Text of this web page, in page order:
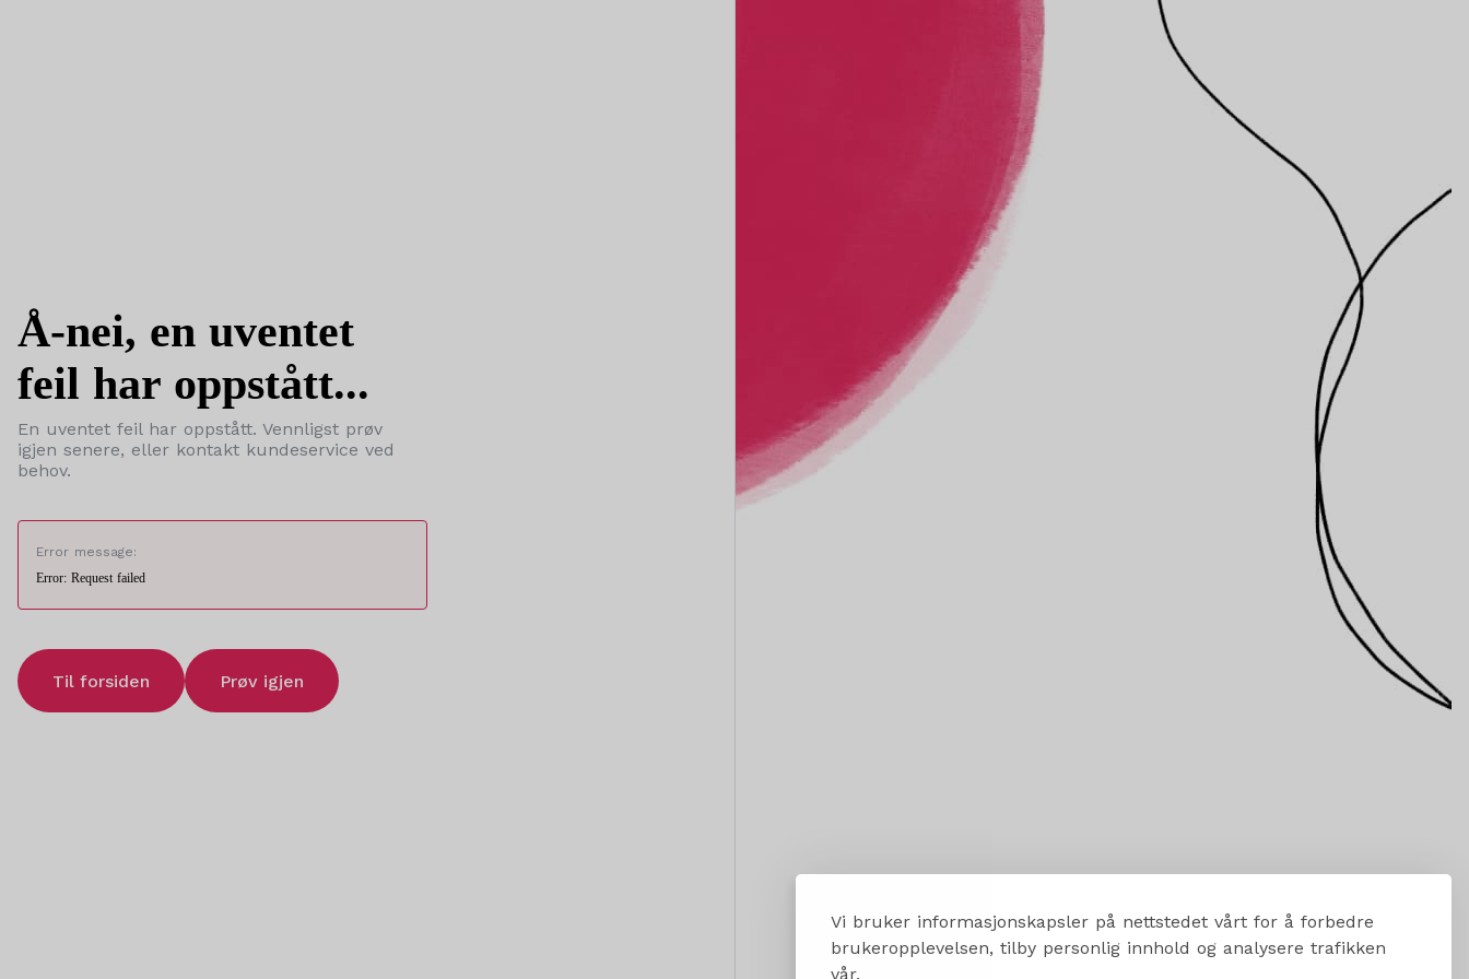
Vi bruker informasjonskapsler på nettstedet vårt for å forbedre
brukeropplevelsen, tilby personlig innhold og analysere trafikken
vår.
Å-nei, en uventet
feil har oppstått...
En uventet feil har oppstått. Vennligst prøv
igjen senere, eller kontakt kundeservice ved
behov.
Error message:
Error: Request failed
Til forsiden Prøv igjen